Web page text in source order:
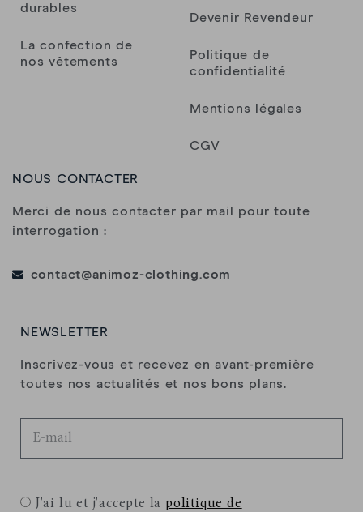
Pierre Brunel
LORIS
Super hoodie, chaud confortable et design
magnifique
durables
La confection de
nos vêtements
Devenir Revendeur
Politique de
confidentialité
Mentions légales
CGV
NOUS CONTACTER
Merci de nous contacter par mail pour toute
interrogation :
contact@animoz-clothing.com
NEWSLETTER
Inscrivez-vous et recevez en avant-première
toutes nos actualités et nos bons plans.
J'ai lu et j'accepte lapolitique de